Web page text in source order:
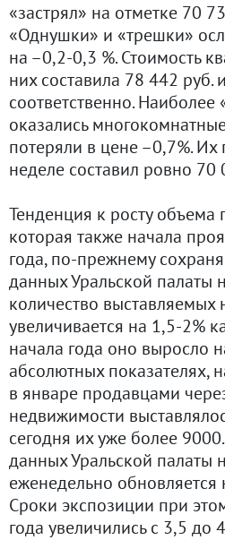
«застрял» на отметке 70
«Однушки» и «трешки»
на –0,2-0,3 %. Стоимость
них составила 78 442 руб.
соответственно.
оказались
потеряли в цене –0,7%. Их
неделе составил ровно 70
Тенденция к росту объема
которая также начала
года, по-прежнему
данных Уральской палаты
количество выставляемых
увеличивается на 1,5-2%
начала года оно выросло
абсолютных показателях,
в январе продавцами
недвижимости
сегодня их уже более
данных Уральской палаты
еженедельно
Сроки экспозиции при
года увеличились с 3,5 до